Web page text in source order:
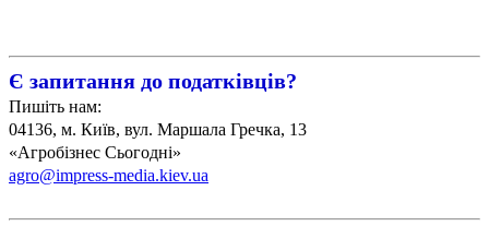
Є запитання до податківців?
Пишіть нам:
04136, м. Київ, вул. Маршала Гречка, 13
«Агробізнес Сьогодні»
agro@impress-media.kiev.ua